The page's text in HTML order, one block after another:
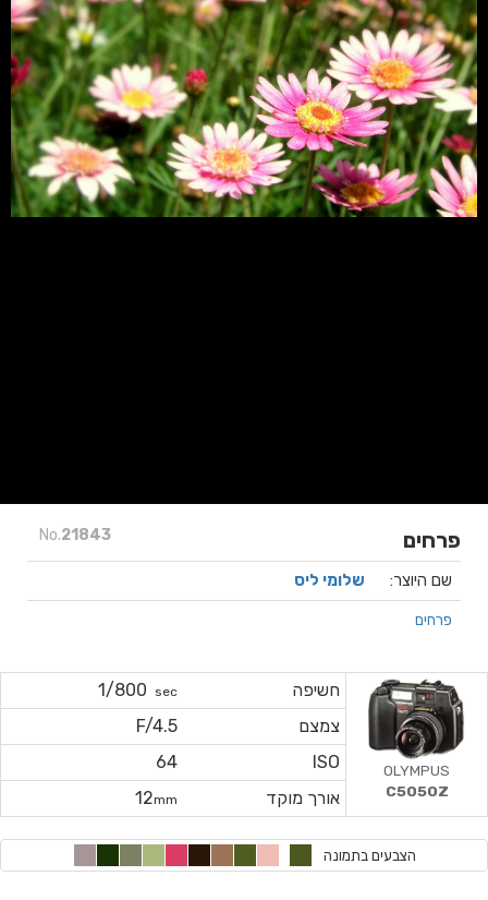
No.21843 פרחים
שם היוצר: שלומי ליס
פרחים
חשיפה sec
1/800
צמצם
F/4.5
ISO
64
אורך מוקד
12mm
OLYMPUS
C5050Z
הצבעים בתמונה